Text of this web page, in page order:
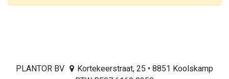
PLANTOR BV
Kortekeerstraat, 25 • 8851 Koolskamp